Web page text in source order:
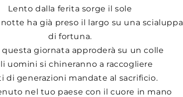
Lento dalla ferita sorge il sole
ha già preso il largo su una scialuppa
di fortuna.
questa giornata approderà su un colle
uomini si chineranno a raccogliere
di generazioni mandate al sacrificio.
nel tuo paese con il cuore in mano